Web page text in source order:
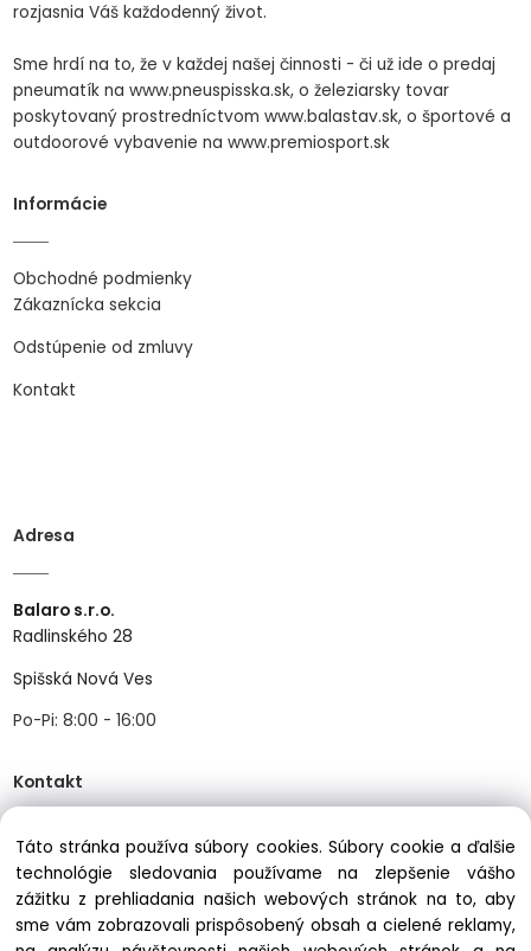
rozjasnia Váš každodenný život.
Sme hrdí na to, že v každej našej činnosti - či už ide o predaj
pneumatík na www.pneuspisska.sk, o železiarsky tovar
poskytovaný prostredníctvom www.balastav.sk, o športové a
outdoorové vybavenie na www.premiosport.sk
Informácie
Obchodné podmienky
Zákaznícka sekcia
Odstúpenie od zmluvy
Kontakt
Adresa
Balaro s.r.o.
Radlinského 28
Spišská Nová Ves
Po-Pi: 8:00 - 16:00
Kontakt
Tel:+421534466489
Mail:info@balastav.sk
Táto stránka používa súbory cookies. Súbory cookie a ďalšie
technológie sledovania používame na zlepšenie vášho
zážitku z prehliadania našich webových stránok na to, aby
sme vám zobrazovali prispôsobený obsah a cielené reklamy,